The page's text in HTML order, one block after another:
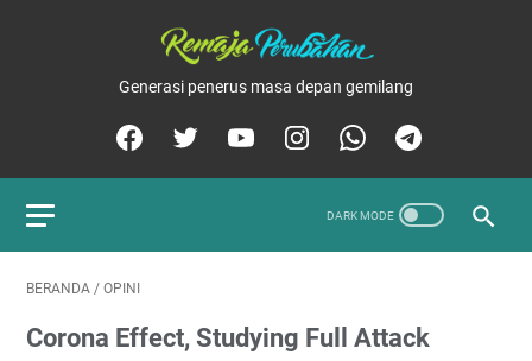
Generasi penerus masa depan gemilang
BERANDA / OPINI
Corona Effect, Studying Full Attack